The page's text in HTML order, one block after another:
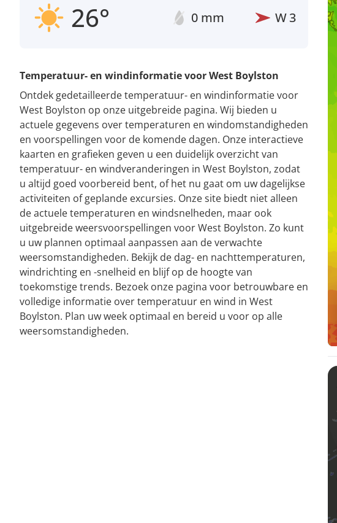
26° 0 mm W3
Temperatuur- en windinformatie voor West Boylston
Ontdek gedetailleerde temperatuur- en windinformatie voor
West Boylston op onze uitgebreide pagina. Wij bieden u
actuele gegevens over temperaturen en windomstandigheden
en voorspellingen voor de komende dagen. Onze interactieve
kaarten en grafieken geven u een duidelijk overzicht van
temperatuur- en windveranderingen in West Boylston, zodat
u altijd goed voorbereid bent, of het nu gaat om uw dagelijkse
activiteiten of geplande excursies. Onze site biedt niet alleen
de actuele temperaturen en windsnelheden, maar ook
uitgebreide weersvoorspellingen voor West Boylston. Zo kunt
u uw plannen optimaal aanpassen aan de verwachte
weersomstandigheden. Bekijk de dag- en nachttemperaturen,
windrichting en -snelheid en blijf op de hoogte van
toekomstige trends. Bezoek onze pagina voor betrouwbare en
volledige informatie over temperatuur en wind in West
Boylston. Plan uw week optimaal en bereid u voor op alle
weersomstandigheden.